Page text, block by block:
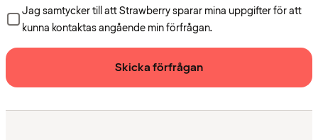
Jag samtycker till att Strawberry sparar mina uppgifter för att
kunna kontaktas angående min förfrågan.
Skicka förfrågan